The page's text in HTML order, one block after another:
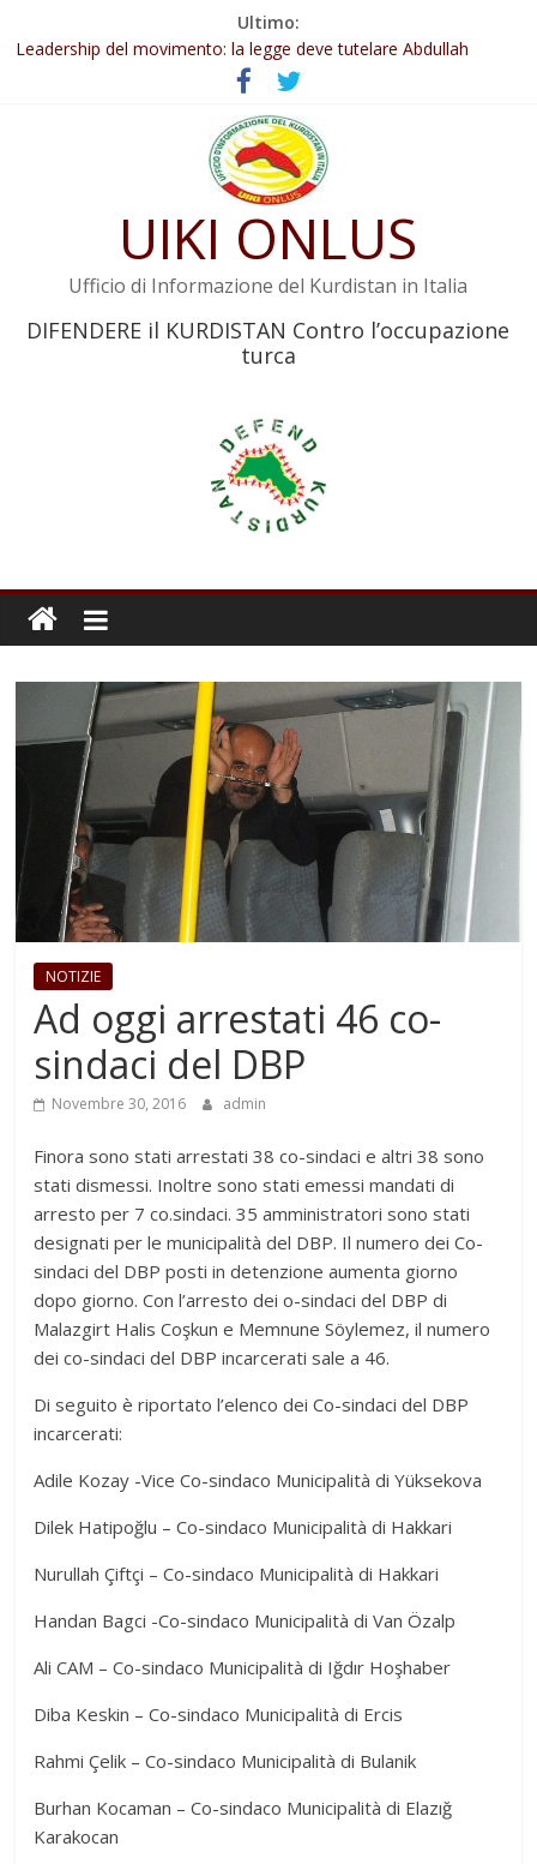
Ultimo:
Abdullah Öcalan: Le legge negativa deve essere trasformata in
legge positiva
Leadership del movimento: la legge deve tutelare Abdullah
Commissione donne del KNK: Şengal è di nuovo sotto minaccia
Non tenere conto della situazione di Rêber Apo ostacolerebbe
Il KNK chiede un’azione internazionale contro i crimini di guerra
UIKI ONLUS
Ufficio di Informazione del Kurdistan in Italia
DIFENDERE il KURDISTAN Contro l’occupazione
turca
NOTIZIE
Ad oggi arrestati 46 co-
sindaci del DBP
Novembre 30, 2016 admin
Finora sono stati arrestati 38 co-sindaci e altri 38 sono
stati dismessi. Inoltre sono stati emessi mandati di
arresto per 7 co.sindaci. 35 amministratori sono stati
designati per le municipalità del DBP. Il numero dei Co-
sindaci del DBP posti in detenzione aumenta giorno
dopo giorno. Con l’arresto dei o-sindaci del DBP di
Malazgirt Halis Coşkun e Memnune Söylemez, il numero
dei co-sindaci del DBP incarcerati sale a 46.
Di seguito è riportato l’elenco dei Co-sindaci del DBP
incarcerati:
Adile Kozay -Vice Co-sindaco Municipalità di Yüksekova
Dilek Hatipoğlu – Co-sindaco Municipalità di Hakkari
Nurullah Çiftçi – Co-sindaco Municipalità di Hakkari
Handan Bagci -Co-sindaco Municipalità di Van Özalp
Ali CAM – Co-sindaco Municipalità di Iğdır Hoşhaber
Diba Keskin – Co-sindaco Municipalità di Ercis
Rahmi Çelik – Co-sindaco Municipalità di Bulanik
Burhan Kocaman – Co-sindaco Municipalità di Elazığ
Karakocan